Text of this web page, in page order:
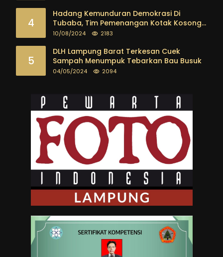
masyarakat
4
Hadang Kemunduran Demokrasi Di
Tubaba, Tim Pemenangan Kotak Kosong
Segera Dibentuk
10/08/2024 2183
5
DLH Lampung Barat Terkesan Cuek
Sampah Menumpuk Tebarkan Bau Busuk
04/05/2024 2094